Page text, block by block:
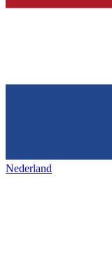
Nederland